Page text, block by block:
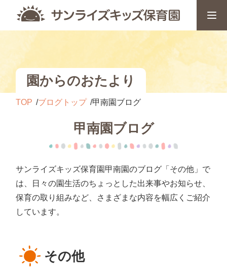
園からのおたより
TOP ブログトップ 甲南園ブログ
甲南園ブログ
サンライズキッズ保育園甲南園のブログ「その他」で
は、日々の園生活のちょっとした出来事やお知らせ、
保育の取り組みなど、さまざまな内容を幅広くご紹介
しています。
その他